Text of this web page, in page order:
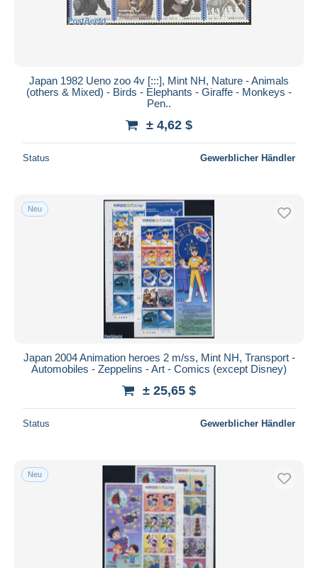
Japan 1982 Ueno zoo 4v [:::], Mint NH, Nature - Animals
(others & Mixed) - Birds - Elephants - Giraffe - Monkeys -
Pen..
± 4,62 $
Status Gewerblicher Händler
Neu
Japan 2004 Animation heroes 2 m/ss, Mint NH, Transport -
Automobiles - Zeppelins - Art - Comics (except Disney)
± 25,65 $
Status Gewerblicher Händler
Neu